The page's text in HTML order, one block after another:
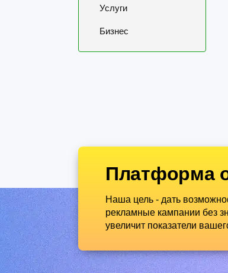
Услуги
Бизнес
Платформа
Наша цель - дать
рекламные кампании без
увеличит показатели